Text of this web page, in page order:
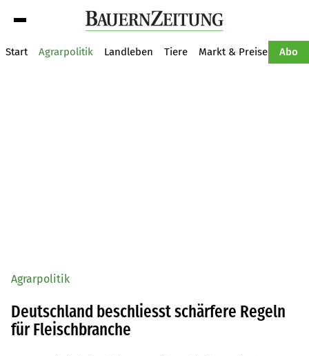
Start Agrarpolitik Landleben Tiere Markt & Preise Abo
Agrarpolitik
Deutschland beschliesst schärfere Regeln
für Fleischbranche